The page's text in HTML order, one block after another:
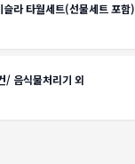
라 타월세트(선물세트 포함)
/ 음식물처리기 외